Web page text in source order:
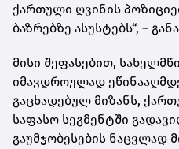
ქართული ღვინის
ბაზრებზე ასუსტებს“, –
მისი შეფასებით,
იმავდროულად
გაცხადებულ მიზანს,
საფასო სეგმენტში
გაუმჯობესების ნაცვლად